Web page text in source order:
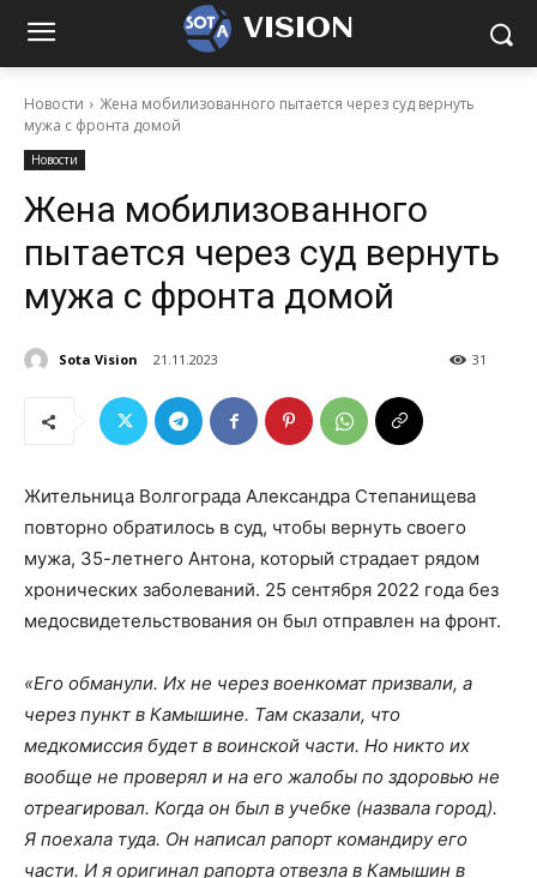
VISION
Новости
Жена мобилизованного пытается через суд вернуть
мужа с фронта домой
Новости
Жена мобилизованного
пытается через суд вернуть
мужа с фронта домой
Sota Vision 21.11.2023 31
Жительница Волгограда Александра Степанищева
повторно обратилось в суд, чтобы вернуть своего
мужа, 35-летнего Антона, который страдает рядом
хронических заболеваний. 25 сентября 2022 года без
медосвидетельствования он был отправлен на фронт.
«Его обманули. Их не через военкомат призвали, а
через пункт в Камышине. Там сказали, что
медкомиссия будет в воинской части. Но никто их
вообще не проверял и на его жалобы по здоровью не
отреагировал. Когда он был в учебке (назвала город).
Я поехала туда. Он написал рапорт командиру его
части. И я оригинал рапорта отвезла в Камышин в